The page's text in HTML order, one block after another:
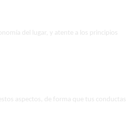
del lugar, y atente a los principios
aspectos, de forma que tus conductas